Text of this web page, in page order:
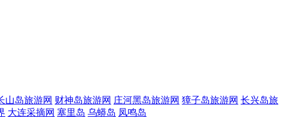
山岛旅游网 财神岛旅游网 庄河黑岛旅游网 獐子岛旅游网 长兴岛旅
大连采摘网 塞里岛 乌蟒岛 凤鸣岛